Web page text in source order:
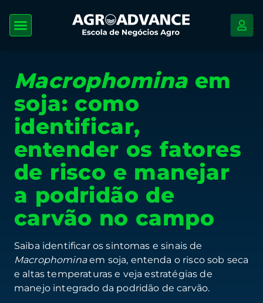
Macrophominaem
soja: como
identificar,
entender os fatores
de risco e manejar
a podridão de
carvão no campo
Saiba identificar os sintomas e sinais de
Macrophominaem soja, entenda o risco sob seca
e altas temperaturas e veja estratégias de
manejo integrado da podridão de carvão.